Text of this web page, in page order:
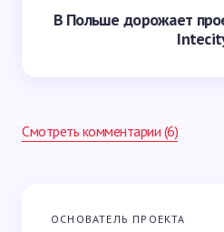
В Польше дорожает
Смотреть комментарии (6)
Ваш адрес email не будет
ОСНОВАТЕЛЬ ПРОЕКТА